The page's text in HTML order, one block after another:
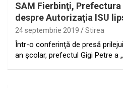
SAM Fierbinţi,
despre Autorizaţia ISU
24 septembrie 2019 Stirea
Într-o conferinţă de presă
an şcolar, prefectul Gigi Petre a